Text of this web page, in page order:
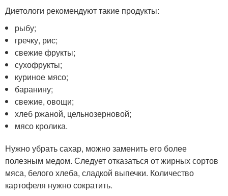
Диетологи рекомендуют такие продукты:
рыбу;
гречку, рис;
свежие фрукты;
сухофрукты;
куриное мясо;
баранину;
свежие, овощи;
хлеб ржаной, цельнозерновой;
мясо кролика.
Нужно убрать сахар, можно заменить его более
полезным медом. Следует отказаться от жирных сортов
мяса, белого хлеба, сладкой выпечки. Количество
картофеля нужно сократить.